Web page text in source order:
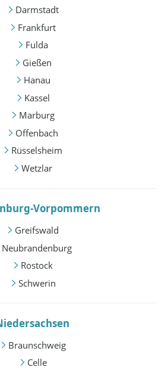
Darmstadt
Frankfurt
Fulda
Gießen
Hanau
Kassel
Marburg
Offenbach
Rüsselsheim
Wetzlar
Vorpommern
Greifswald
Neubrandenburg
Rostock
Schwerin
Braunschweig
Celle